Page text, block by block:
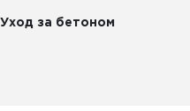
Уход за бетоном